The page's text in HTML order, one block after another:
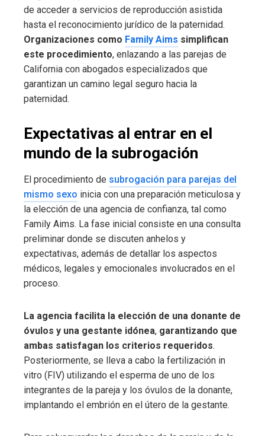
de acceder a servicios de reproducción asistida
hasta el reconocimiento jurídico de la paternidad.
Organizaciones como Family Aims simplifican
este procedimiento, enlazando a las parejas de
California con abogados especializados que
garantizan un camino legal seguro hacia la
paternidad.
Expectativas al entrar en el
mundo de la subrogación
El procedimiento de subrogación para parejas del
mismo sexo inicia con una preparación meticulosa y
la elección de una agencia de confianza, tal como
Family Aims. La fase inicial consiste en una consulta
preliminar donde se discuten anhelos y
expectativas, además de detallar los aspectos
médicos, legales y emocionales involucrados en el
proceso.
La agencia facilita la elección de una donante de
óvulos y una gestante idónea, garantizando que
ambas satisfagan los criterios requeridos.
Posteriormente, se lleva a cabo la fertilización in
vitro (FIV) utilizando el esperma de uno de los
integrantes de la pareja y los óvulos de la donante,
implantando el embrión en el útero de la gestante.